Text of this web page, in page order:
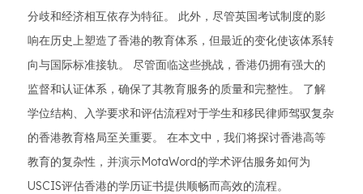
分歧和经济相互依存为特征。 此外，尽管英国考试制度的影
响在历史上塑造了香港的教育体系，但最近的变化使该体系转
向与国际标准接轨。 尽管面临这些挑战，香港仍拥有强大的
监督和认证体系，确保了其教育服务的质量和完整性。 了解
学位结构、入学要求和评估流程对于学生和移民律师驾驭复杂
的香港教育格局至关重要。 在本文中，我们将探讨香港高等
教育的复杂性，并演示MotaWord的学术评估服务如何为
USCIS评估香港的学历证书提供顺畅而高效的流程。